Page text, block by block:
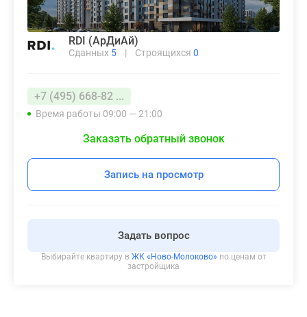
RDI (АрДиАй)
Сданных 5 | Строящихся 0
+7 (495) 668-82 ...
Время работы 09:00 — 21:00
Заказать обратный звонок
Запись на просмотр
Задать вопрос
Выбирайте квартиру в ЖК «Ново-Молоково» по ценам от
застройщика